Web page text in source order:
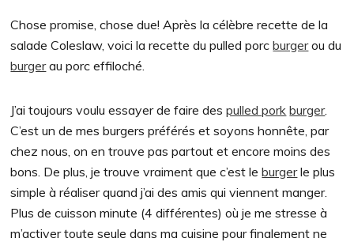
Chose promise, chose due! Après la célèbre recette de la
salade Coleslaw, voici la recette du pulled porcburgerou du
burgerau porc effiloché.
J’ai toujours voulu essayer de faire despulled pork burger.
C’est un de mes burgers préférés et soyons honnête, par
chez nous, on en trouve pas partout et encore moins des
bons. De plus, je trouve vraiment que c’est leburgerle plus
simple à réaliser quand j’ai des amis qui viennent manger.
Plus de cuisson minute (4 différentes) où je me stresse à
m’activer toute seule dans ma cuisine pour finalement ne